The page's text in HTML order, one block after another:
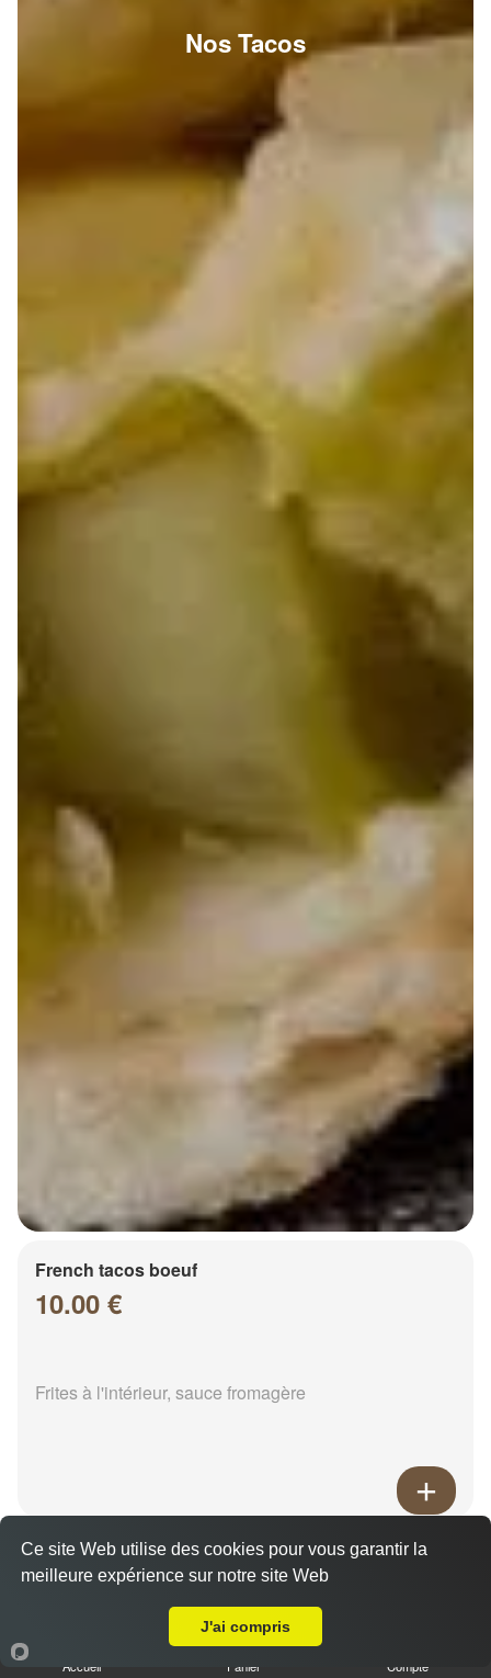
Nos Tacos
French tacos boeuf
10.00 €
Frites à l'intérieur, sauce fromagère
French tacos chicken
8.00 €
Frites à l'intérieur, sauce fromagère
Accueil Panier Compte
Ce site Web utilise des cookies pour vous garantir la
meilleure expérience sur notre site Web
J'ai compris